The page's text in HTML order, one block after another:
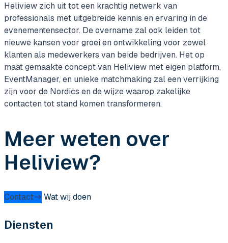
Heliview zich uit tot een krachtig netwerk van
professionals met uitgebreide kennis en ervaring in de
evenementensector. De overname zal ook leiden tot
nieuwe kansen voor groei en ontwikkeling voor zowel
klanten als medewerkers van beide bedrijven. Het op
maat gemaakte concept van Heliview met eigen platform,
EventManager, en unieke matchmaking zal een verrijking
zijn voor de Nordics en de wijze waarop zakelijke
contacten tot stand komen transformeren.
Meer weten over
Heliview?
Contact Wat wij doen
Diensten